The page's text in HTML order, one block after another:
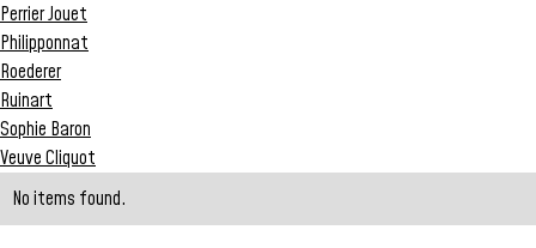
Perrier Jouet
Philipponnat
Roederer
Ruinart
Sophie Baron
Veuve Cliquot
No items found.